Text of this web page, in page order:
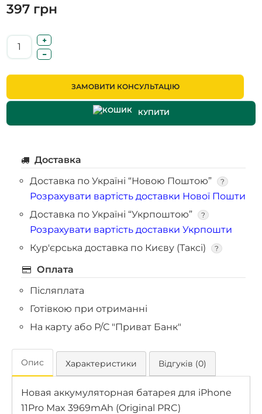
397 грн
ЗАМОВИТИ КОНСУЛЬТАЦІЮ
КУПИТИ
Доставка
Доставка по Україні “Новою Поштою”
?
Розрахувати вартість доставки Нової Пошти
Доставка по Україні “Укрпоштою”
?
Розрахувати вартість доставки Укрпошти
Кур'єрська доставка по Києву (Таксі)
?
Оплата
Післяплата
Готівкою при отриманні
На карту або Р/С "Приват Банк"
Опис Характеристики Відгуків (0)
Новая аккумуляторная батарея для iPhone
11Pro Max 3969mAh (Original PRC)